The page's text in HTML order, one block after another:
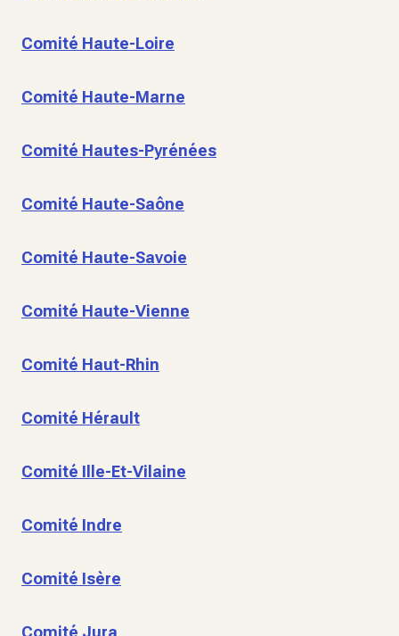
Comité Haute-Loire
Comité Haute-Marne
Comité Hautes-Pyrénées
Comité Haute-Saône
Comité Haute-Savoie
Comité Haute-Vienne
Comité Haut-Rhin
Comité Hérault
Comité Ille-Et-Vilaine
Comité Indre
Comité Isère
Comité Jura